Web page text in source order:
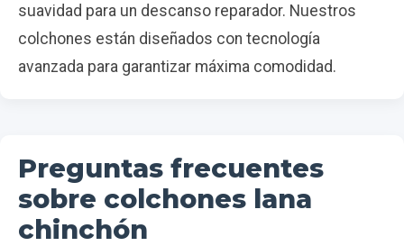
suavidad para un descanso reparador. Nuestros
colchones están diseñados con tecnología
avanzada para garantizar máxima comodidad.
Preguntas frecuentes
sobre colchones lana
chinchón